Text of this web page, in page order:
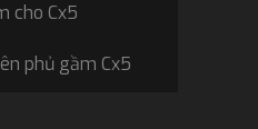
cho Cx5
phủ gầm Cx5